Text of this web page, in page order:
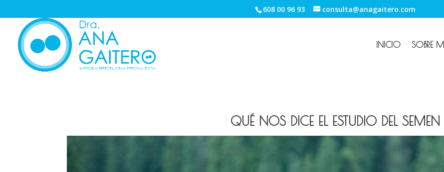
608 00 96 93 consulta@anagaitero.com
INICIO SOBRE MÍ
QUÉ NOS DICE EL ESTUDIO DEL SEMEN